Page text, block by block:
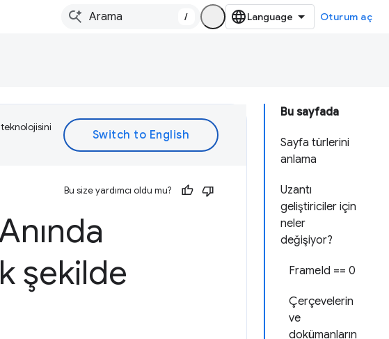
/ Oturum aç
Bu sayfada
Sayfa türlerini
anlama
Uzantı
geliştiriciler için
neler
değişiyor?
FrameId == 0
Çerçevelerin
ve
dokümanların
Bu size yardımcı oldu mu?
şekilde